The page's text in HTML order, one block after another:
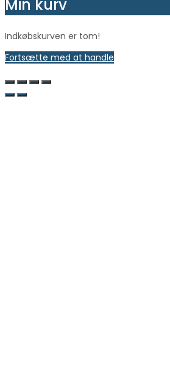
Min kurv
Indkøbskurven er tom!
Fortsætte med at handle